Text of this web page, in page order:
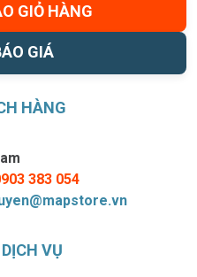
GIỎ HÀNG
GIÁ
HÀNG
383 054
VỤ